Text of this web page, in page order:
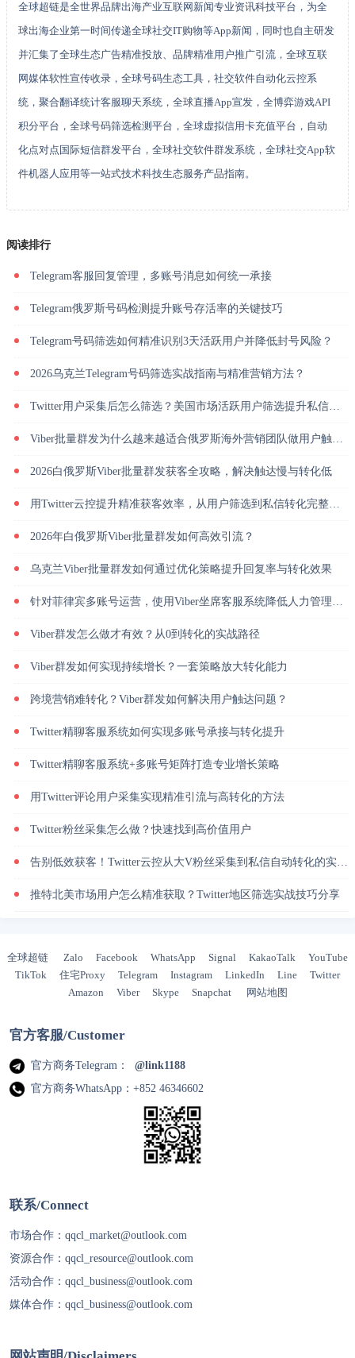
全球超链是全世界品牌出海产业互联网新闻专业资讯科技平台，为全
球出海企业第一时间传递全球社交IT购物等App新闻，同时也自主研发
并汇集了全球生态广告精准投放、品牌精准用户推广引流，全球互联
网媒体软性宣传收录，全球号码生态工具，社交软件自动化云控系
统，聚合翻译统计客服聊天系统，全球直播App宣发，全博弈游戏API
积分平台，全球号码筛选检测平台，全球虚拟信用卡充值平台，自动
化点对点国际短信群发平台，全球社交软件群发系统，全球社交App软
件机器人应用等一站式技术科技生态服务产品指南。
阅读排行
Telegram客服回复管理，多账号消息如何统一承接
Telegram俄罗斯号码检测提升账号存活率的关键技巧
Telegram号码筛选如何精准识别3天活跃用户并降低封号风险？
2026乌克兰Telegram号码筛选实战指南与精准营销方法？
Twitter用户采集后怎么筛选？美国市场活跃用户筛选提升私信回复率
Viber批量群发为什么越来越适合俄罗斯海外营销团队做用户触达？
2026白俄罗斯Viber批量群发获客全攻略，解决触达慢与转化低
用Twitter云控提升精准获客效率，从用户筛选到私信转化完整解析
2026年白俄罗斯Viber批量群发如何高效引流？
乌克兰Viber批量群发如何通过优化策略提升回复率与转化效果
针对菲律宾多账号运营，使用Viber坐席客服系统降低人力管理成本
Viber群发怎么做才有效？从0到转化的实战路径
Viber群发如何实现持续增长？一套策略放大转化能力
跨境营销难转化？Viber群发如何解决用户触达问题？
Twitter精聊客服系统如何实现多账号承接与转化提升
Twitter精聊客服系统+多账号矩阵打造专业增长策略
用Twitter评论用户采集实现精准引流与高转化的方法
Twitter粉丝采集怎么做？快速找到高价值用户
告别低效获客！Twitter云控从大V粉丝采集到私信自动转化的实操闭环
推特北美市场用户怎么精准获取？Twitter地区筛选实战技巧分享
全球超链 Zalo Facebook WhatsApp Signal KakaoTalk
YouTube
TikTok
住宅Proxy Telegram Instagram LinkedIn Line
Twitter
Amazon
Viber Skype Snapchat 网站地图
官方客服/Customer
官方商务Telegram：
@link1188
官方商务WhatsApp：+852 46346602
联系/Connect
市场合作： qqcl_market@outlook.com
资源合作： qqcl_resource@outlook.com
活动合作： qqcl_business@outlook.com
媒体合作： qqcl_business@outlook.com